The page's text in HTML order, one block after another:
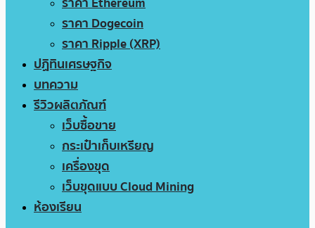
ราคา Dogecoin
ราคา Ripple (XRP)
ปฏิทินเศรษฐกิจ
บทความ
รีวิวผลิตภัณฑ์
เว็บซื้อขาย
กระเป๋าเก็บเหรียญ
เครื่องขุด
เว็บขุดแบบ Cloud Mining
ห้องเรียน